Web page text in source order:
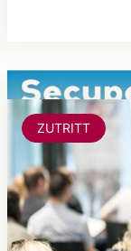
ZUTRITT